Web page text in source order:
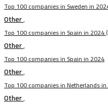
Top 100 companies in Sweden in
Other,
Top 100 companies in Spain in 2024
Other,
Top 100 companies in Spain in 2024
Other,
Top 100 companies in Netherlands
Other,